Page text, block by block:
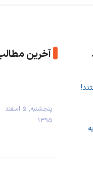
آخرین
پنجشنبه, 5 اسفند
1395